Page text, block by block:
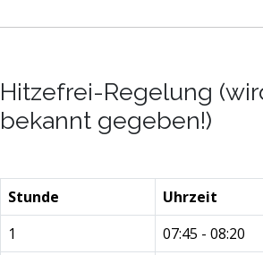
Hitzefrei-Regelung
bekannt gegeben!)
Stunde
Uhrzeit
1
07:45 - 08:20